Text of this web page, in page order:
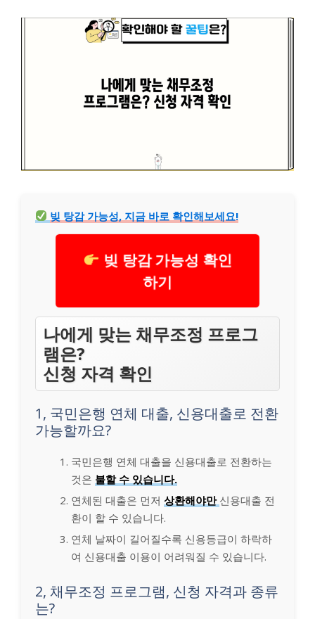
빚 탕감 가능성, 지금 바로 확인해보세요!
빚 탕감 가능성 확인
하기
나에게 맞는 채무조정 프로그
램은?
신청 자격 확인
1, 국민은행 연체 대출, 신용대출로 전환
가능할까요?
국민은행 연체 대출을 신용대출로 전환하는
것은 불할 수 있습니다.
연체된 대출은 먼저 상환해야만 신용대출 전
환이 할 수 있습니다.
연체 날짜이 길어질수록 신용등급이 하락하
여 신용대출 이용이 어려워질 수 있습니다.
2, 채무조정 프로그램, 신청 자격과 종류
는?